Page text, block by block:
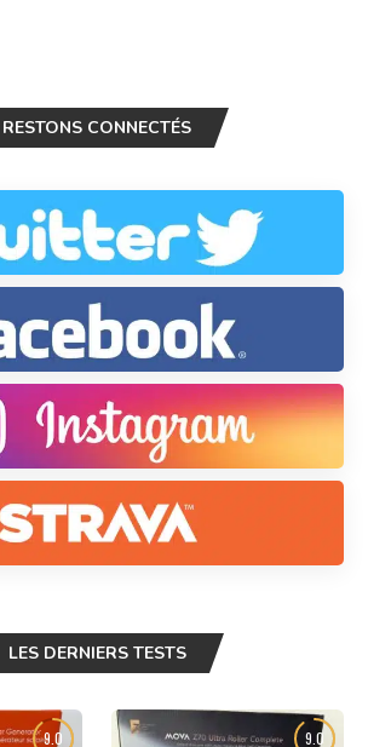
RESTONS CONNECTÉS
LES DERNIERS TESTS
9.0 9.0